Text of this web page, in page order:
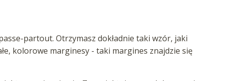
partout. Otrzymasz dokładnie taki wzór, jaki
kolorowe marginesy - taki margines znajdzie się